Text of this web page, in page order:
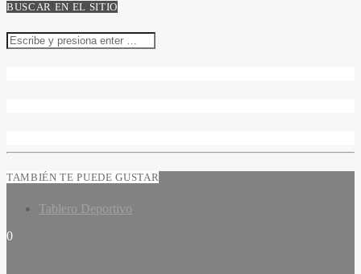
BUSCAR EN EL SITIO
TAMBIÉN TE PUEDE GUSTAR
Tablero Deportivo
0